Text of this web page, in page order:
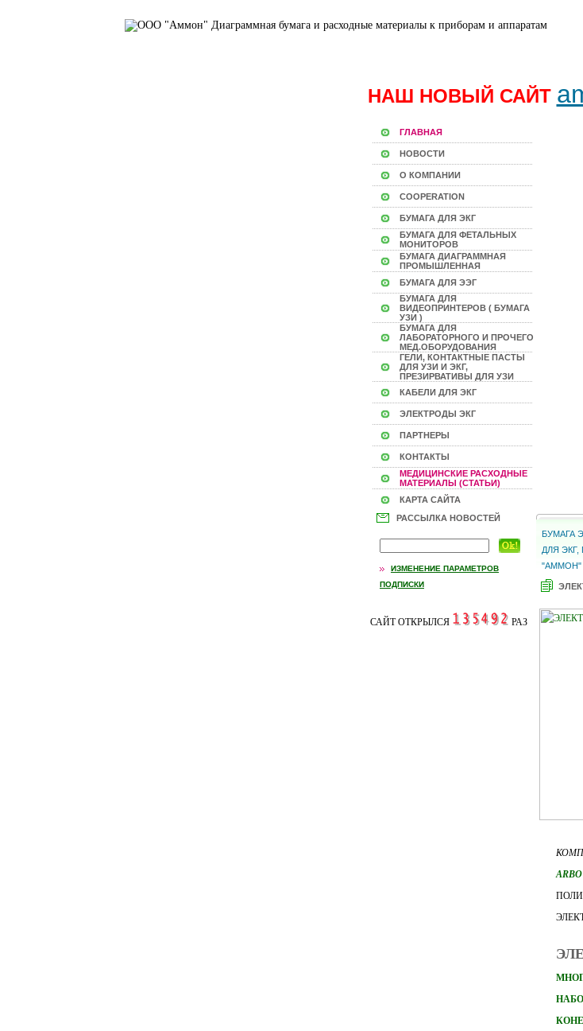
НАШ НОВЫЙ САЙТ
ГЛАВНАЯ
НОВОСТИ
О КОМПАНИИ
COOPERATION
БУМАГА ДЛЯ ЭКГ
БУМАГА ДЛЯ ФЕТАЛЬНЫХ
МОНИТОРОВ
БУМАГА ДИАГРАММНАЯ
ПРОМЫШЛЕННАЯ
БУМАГА ДЛЯ ЭЭГ
БУМАГА ДЛЯ
ВИДЕОПРИНТЕРОВ ( БУМАГА
УЗИ )
БУМАГА ДЛЯ
ЛАБОРАТОРНОГО И ПРОЧЕГО
МЕД.ОБОРУДОВАНИЯ
ГЕЛИ, КОНТАКТНЫЕ ПАСТЫ
ДЛЯ УЗИ И ЭКГ,
ПРЕЗИРВАТИВЫ ДЛЯ УЗИ
КАБЕЛИ ДЛЯ ЭКГ
ЭЛЕКТРОДЫ ЭКГ
ПАРТНЕРЫ
КОНТАКТЫ
МЕДИЦИНСКИЕ РАСХОДНЫЕ
МАТЕРИАЛЫ (СТАТЬИ)
КАРТА САЙТА
РАССЫЛКА НОВОСТЕЙ
ИЗМЕНЕНИЕ ПАРАМЕТРОВ
ПОДПИСКИ
САЙТ ОТКРЫЛСЯ РАЗ
БУМАГА
ДЛЯ
"АММОН"
ARBO